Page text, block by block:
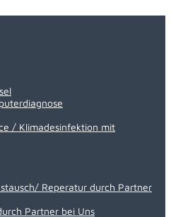
/ Klimadesinfektion mit
Reperatur durch Partner
Partner bei Uns